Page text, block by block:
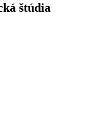
štúdia